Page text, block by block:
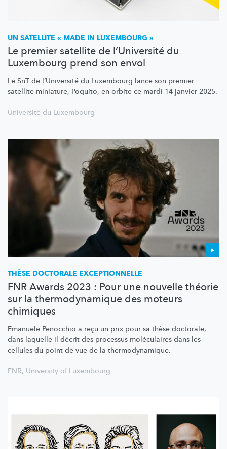
UN SATELLITE « MADE IN LUXEMBOURG »
Le premier satellite de l’Université du
Luxembourg prend son envol
Le SnT de l’Université du Luxembourg lance son premier
satellite miniature, Poquito, en orbite ce mardi 14 janvier 2025.
Université du Luxembourg
THÈSE DOCTORALE EXCEPTIONNELLE
FNR Awards 2023 : Pour une nouvelle théorie
sur la thermodynamique des moteurs
chimiques
Emanuele Penocchio a reçu un prix pour sa thèse doctorale,
dans laquelle il décrit des processus moléculaires dans les
cellules du point de vue de la thermodynamique.
FNR, University of Luxembourg